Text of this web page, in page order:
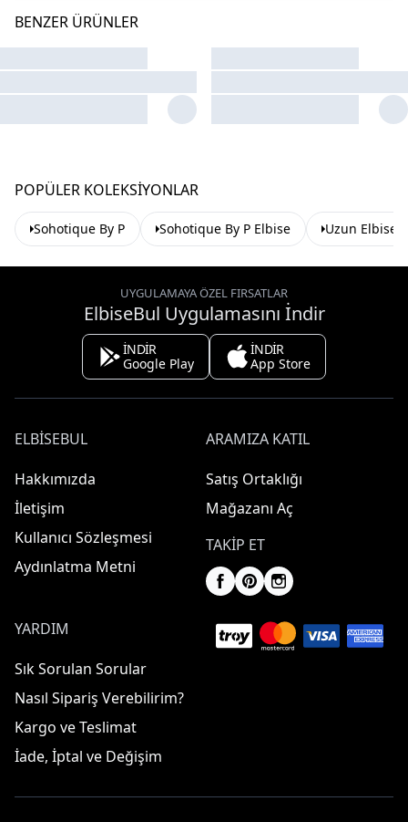
BENZER ÜRÜNLER
POPÜLER KOLEKSIYONLAR
Sohotique By P Sohotique By P Elbise Uzun Elbise
UYGULAMAYA ÖZEL FIRSATLAR
ElbiseBul Uygulamasını İndir
İNDİR
Google Play
İNDİR
App Store
ELBISEBUL
Hakkımızda
İletişim
Kullanıcı Sözleşmesi
Aydınlatma Metni
ARAMIZA KATIL
Satış Ortaklığı
Mağazanı Aç
TAKIP ET
YARDIM
Sık Sorulan Sorular
Nasıl Sipariş Verebilirim?
Kargo ve Teslimat
İade, İptal ve Değişim